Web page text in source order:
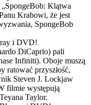
Klątwa
Krabowi, że jest
SpongeBob
i DVD!
DiCaprio) pali
Infiniti). Oboje muszą
ratować przyszłość,
Steven J. Lockjaw
filmie występują
Taylor.